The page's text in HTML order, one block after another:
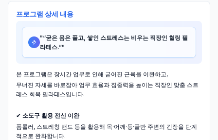
프로그램 상세 내용
"“굳은 몸은 풀고, 쌓인 스트레스는 비우는 직장인 힐링 필
라테스.”"
본 프로그램은 장시간 업무로 인해 굳어진 근육을 이완하고,
무너진 자세를 바로잡아 업무 효율과 집중력을 높이는 직장인 맞춤 스트
레스 회복 필라테스입니다.
✔ 소도구 활용 전신 이완
폼롤러, 스트레칭 밴드 등을 활용해 목·어깨·등·골반 주변의 긴장을 단계
적으로 완화합니다.